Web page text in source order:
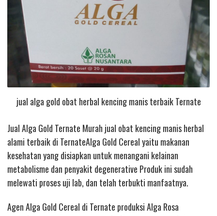
jual alga gold obat herbal kencing manis terbaik Ternate
Jual Alga Gold Ternate Murah jual obat kencing manis herbal
alami terbaik di TernateAlga Gold Cereal yaitu makanan
kesehatan yang disiapkan untuk menangani kelainan
metabolisme dan penyakit degenerative Produk ini sudah
melewati proses uji lab, dan telah terbukti manfaatnya.
Agen Alga Gold Cereal di Ternate produksi Alga Rosa